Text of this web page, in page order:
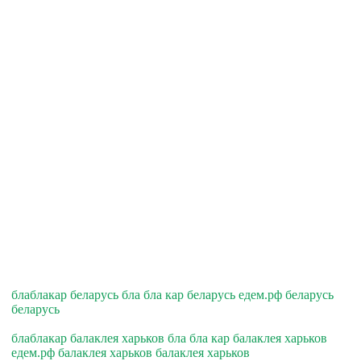
блаблакар беларусь бла бла кар беларусь едем.рф беларусь
беларусь
блаблакар балаклея харьков бла бла кар балаклея харьков
едем.рф балаклея харьков балаклея харьков